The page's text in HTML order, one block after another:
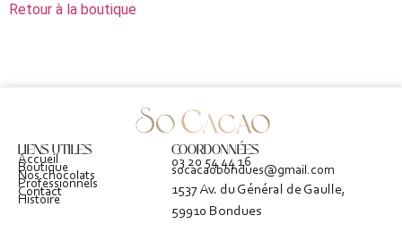
Retour à la boutique
LIENS UTILES
Accueil
Boutique
Nos chocolats
Professionnels
Contact
Histoire
COORDONNÉES
03 20 54 44 16
socacaobondues@gmail.com
1537 Av. du Général de Gaulle,
59910 Bondues